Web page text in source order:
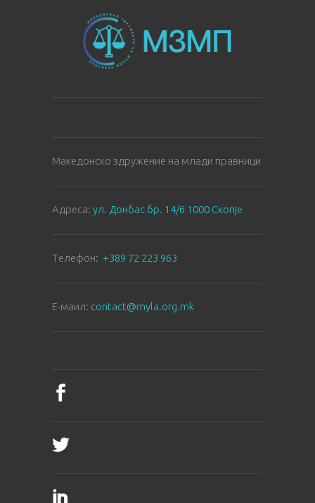
Македонско здружение на млади правници
Aдреса: ул. Донбас бр. 14/6 1000 Скопје
Tелефон: +389 72 223 963
E-маил: contact@myla.org.mk